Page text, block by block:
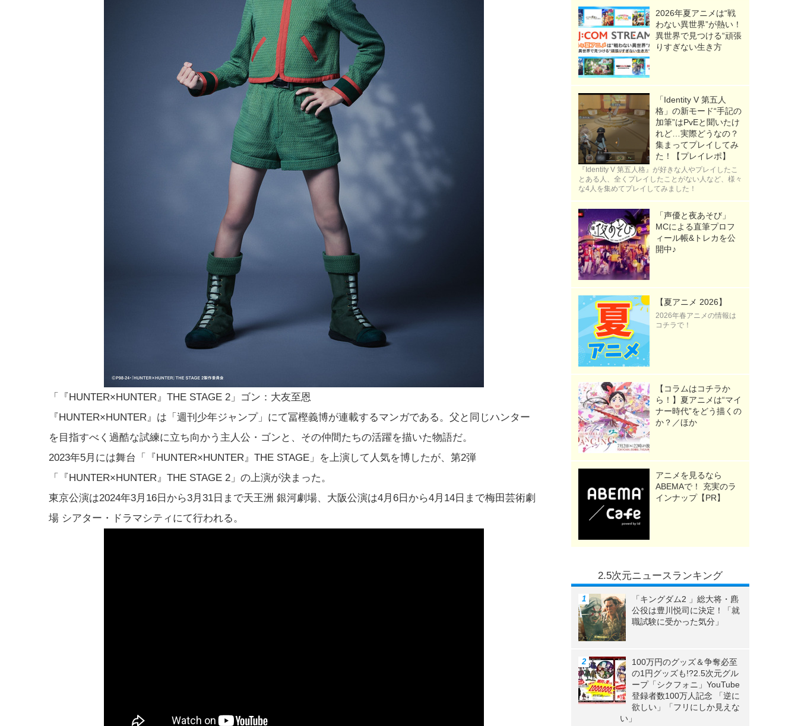
「『HUNTER×HUNTER』THE STAGE 2」ゴン：大友至恩
『HUNTER×HUNTER』は「週刊少年ジャンプ」にて冨樫義博が連載するマンガである。父と同じハンター
を目指すべく過酷な試練に立ち向かう主人公・ゴンと、その仲間たちの活躍を描いた物語だ。
2023年5月には舞台「『HUNTER×HUNTER』THE STAGE」を上演して人気を博したが、第2弾
「『HUNTER×HUNTER』THE STAGE 2」の上演が決まった。
東京公演は2024年3月16日から3月31日まで天王洲 銀河劇場、大阪公演は4月6日から4月14日まで梅田芸術劇
場 シアター・ドラマシティにて行われる。
2026年夏アニメは“戦
わない異世界”が熱い！
異世界で見つける“頑張
りすぎない生き方
「Identity V 第五人
格」の新モード“手記の
加筆”はPvEと聞いたけ
れど…実際どうなの？
集まってプレイしてみ
た！【プレイレポ】
『Identity V 第五人格』が好きな人やプレイしたこ
とある人、全くプレイしたことがない人など、様々
な4人を集めてプレイしてみました！
「声優と夜あそび」
MCによる直筆プロフ
ィール帳&トレカを公
開中♪
【夏アニメ 2026】
2026年春アニメの情報は
コチラで！
【コラムはコチラか
ら！】夏アニメは“マイ
ナー時代”をどう描くの
か？／ほか
アニメを見るなら
ABEMAで！ 充実のラ
インナップ【PR】
2.5次元ニュースランキング
「キングダム2 」総大将・麃
公役は豊川悦司に決定！「就
職試験に受かった気分」
100万円のグッズ＆争奪必至
の1円グッズも!?2.5次元グル
ープ「シクフォニ」YouTube
登録者数100万人記念 「逆に
欲しい」「フリにしか見えな
い」